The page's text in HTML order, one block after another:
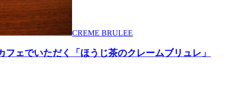
CREME BRULEE
フェでいただく「ほうじ茶のクレームブリュレ」